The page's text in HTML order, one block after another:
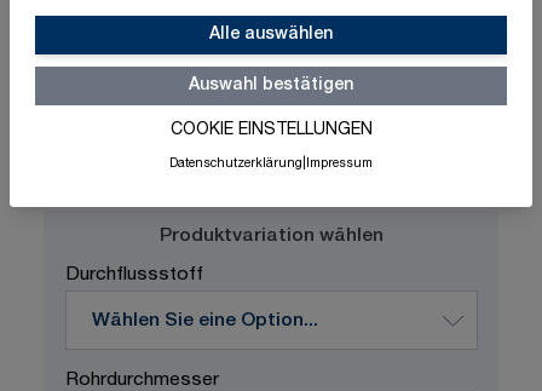
Alle auswählen
Auswahl bestätigen
COOKIE EINSTELLUNGEN
Datenschutzerklärung Impressum
Produktvariation wählen
Durchflussstoff
Rohrdurchmesser